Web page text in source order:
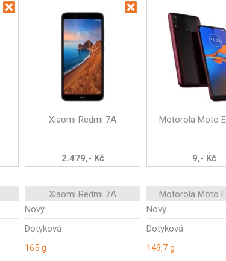
Xiaomi Redmi 7A
2.479,- Kč
Motorola Moto
9,- Kč
Xiaomi Redmi 7A
Motorola Moto
Nový
Nový
Dotyková
Dotyková
165 g
149,7 g